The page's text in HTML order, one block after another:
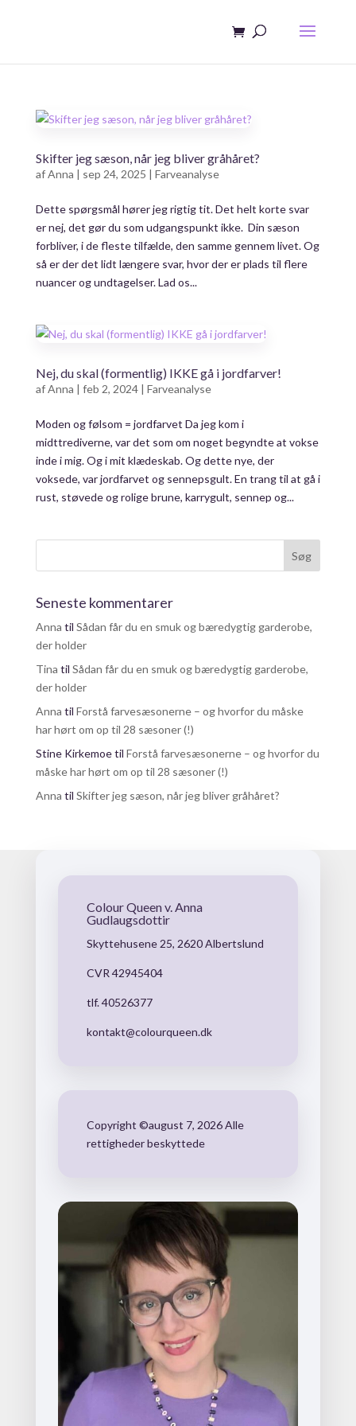
Skifter jeg sæson, når jeg bliver gråhåret?
afAnna | sep 24, 2025 | Farveanalyse
Dette spørgsmål hører jeg rigtig tit. Det helt korte svar
er nej, det gør du som udgangspunkt ikke. Din sæson
forbliver, i de fleste tilfælde, den samme gennem livet. Og
så er der det lidt længere svar, hvor der er plads til flere
nuancer og undtagelser. Lad os...
Nej, du skal (formentlig) IKKE gå i jordfarver!
afAnna | feb 2, 2024| Farveanalyse
Moden og følsom = jordfarvet Da jeg kom i
midttrediverne, var det som om noget begyndte at vokse
inde i mig. Og i mit klædeskab. Og dette nye, der
voksede, var jordfarvet og sennepsgult. En trang til at gå i
rust, støvede og rolige brune, karrygult, sennep og...
Seneste kommentarer
Anna til Sådan får du en smuk og bæredygtig garderobe,
der holder
Tina til Sådan får du en smuk og bæredygtig garderobe,
der holder
Anna til Forstå farvesæsonerne – og hvorfor du måske
har hørt om op til 28 sæsoner (!)
Stine Kirkemoetil Forstå farvesæsonerne – og hvorfor du
måske har hørt om op til 28 sæsoner (!)
Anna til Skifter jeg sæson, når jeg bliver gråhåret?
Colour Queen v. Anna
Gudlaugsdottir
Skyttehusene 25, 2620 Albertslund
CVR 42945404
tlf. 40526377
kontakt@colourqueen.dk
Copyright ©august 7, 2026 Alle
rettigheder beskyttede